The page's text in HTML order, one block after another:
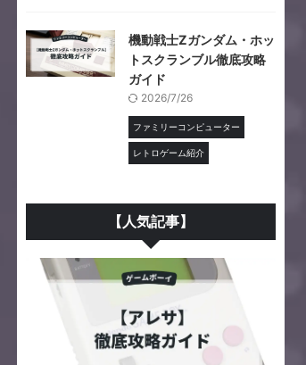
機動戦士Ζガンダム・ホッ
トスクランブル徹底攻略
ガイド
2026/7/26
ファミリーコンピューター
レトロゲーム紹介
【人気記事】